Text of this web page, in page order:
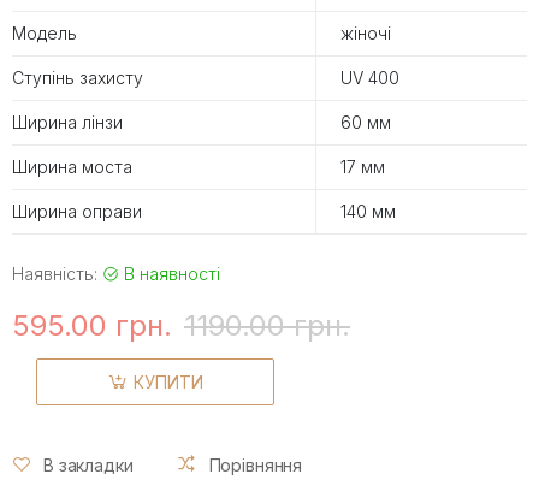
Модель жіночі
Ступінь захисту UV 400
Ширина лінзи 60 мм
Ширина моста 17 мм
Ширина оправи 140 мм
Наявність: В наявності
595.00 грн. 1190.00 грн.
КУПИТИ
В закладки Порівняння